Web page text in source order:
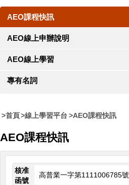
AEO課程快訊
AEO線上申辦說明
AEO線上學習
專有名詞
首頁 線上學習平台 AEO課程快訊
AEO課程快訊
核准
函號
高普業一字第1111006785號